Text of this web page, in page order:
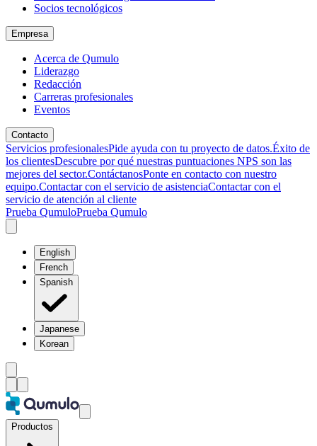
Socios tecnológicos
Empresa
Acerca de Qumulo
Liderazgo
Redacción
Carreras profesionales
Eventos
Contacto
Servicios profesionalesPide ayuda con tu proyecto de datos.Éxito de
los clientesDescubre por qué nuestras puntuaciones NPS son las
mejores del sector.ContáctanosPonte en contacto con nuestro
equipo.Contactar con el servicio de asistenciaContactar con el
servicio de atención al cliente
Prueba QumuloPrueba Qumulo
English
French
Spanish
Japanese
Korean
Productos